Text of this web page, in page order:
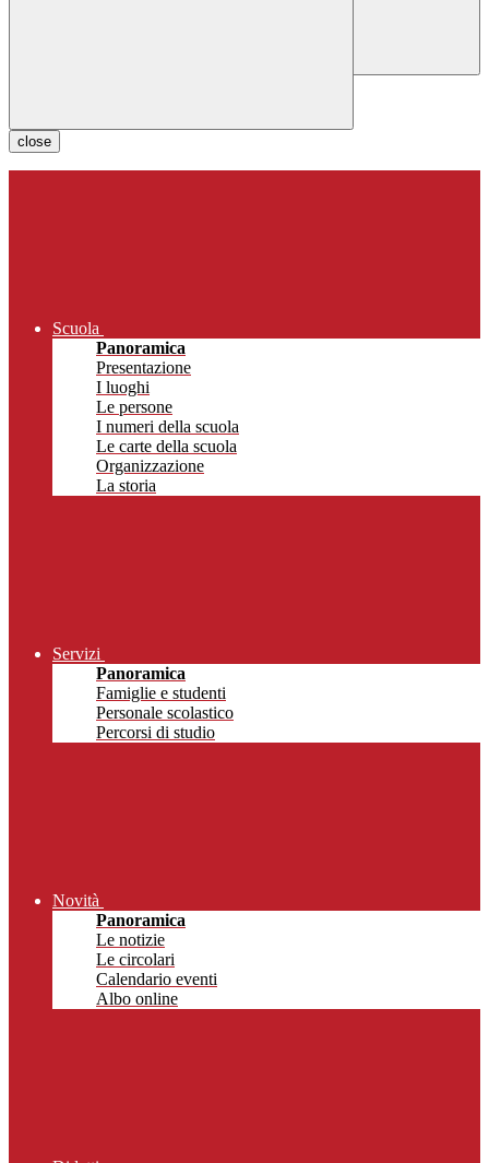
close
Scuola
Panoramica
Presentazione
I luoghi
Le persone
I numeri della scuola
Le carte della scuola
Organizzazione
La storia
Servizi
Panoramica
Famiglie e studenti
Personale scolastico
Percorsi di studio
Novità
Panoramica
Le notizie
Le circolari
Calendario eventi
Albo online